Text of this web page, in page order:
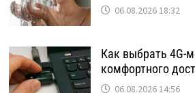
06.08.2026 18:32
Как выбрать 4G-
комфортного
06.08.2026 14:56